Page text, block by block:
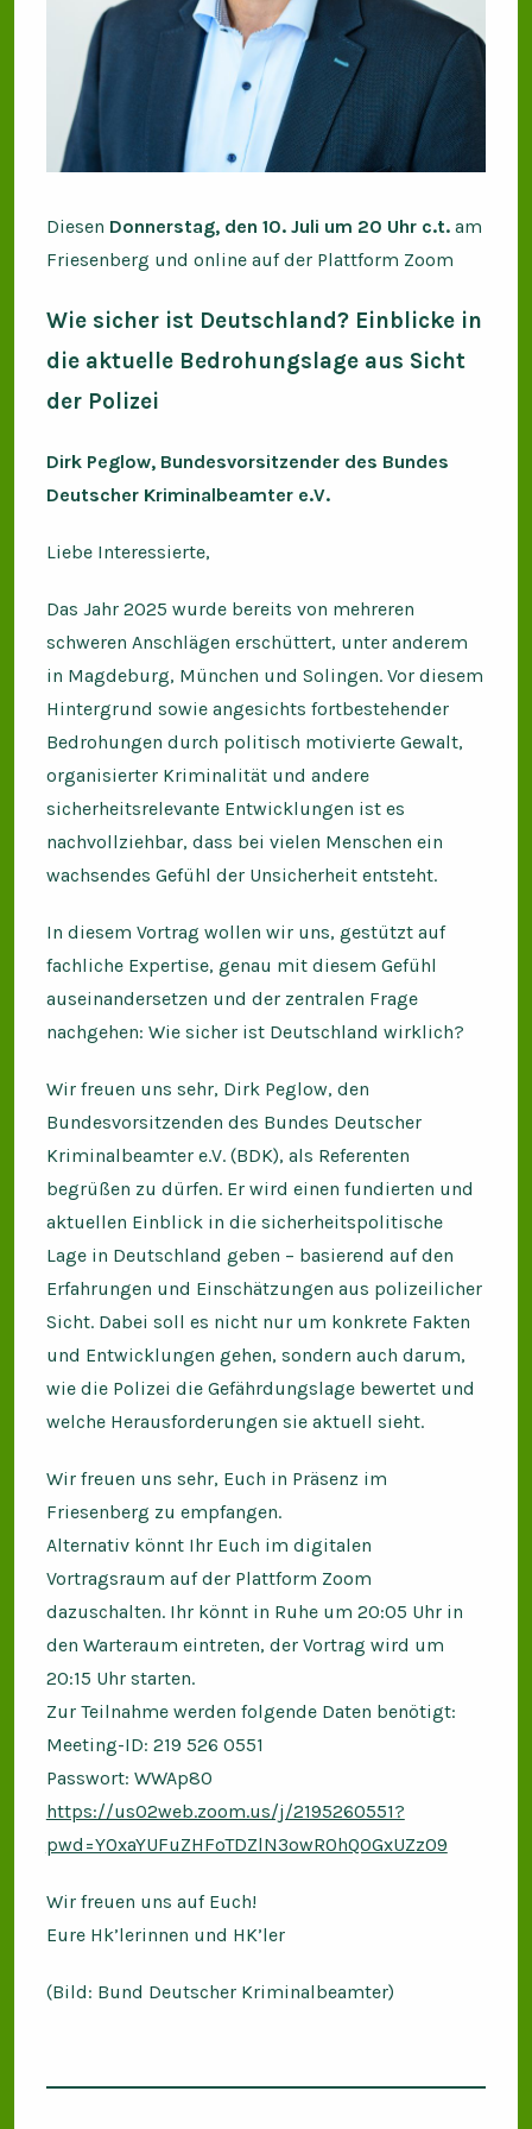
Diesen Donnerstag, den 10. Juli um 20 Uhr c.t.am
Friesenberg und online auf der Plattform Zoom
Wie sicher ist Deutschland? Einblicke in
die aktuelle Bedrohungslage aus Sicht
der Polizei
Dirk Peglow, Bundesvorsitzender des Bundes
Deutscher Kriminalbeamter e.V.
Liebe Interessierte,
Das Jahr 2025 wurde bereits von mehreren
schweren Anschlägen erschüttert, unter anderem
in Magdeburg, München und Solingen. Vor diesem
Hintergrund sowie angesichts fortbestehender
Bedrohungen durch politisch motivierte Gewalt,
organisierter Kriminalität und andere
sicherheitsrelevante Entwicklungen ist es
nachvollziehbar, dass bei vielen Menschen ein
wachsendes Gefühl der Unsicherheit entsteht.
In diesem Vortrag wollen wir uns, gestützt auf
fachliche Expertise, genau mit diesem Gefühl
auseinandersetzen und der zentralen Frage
nachgehen: Wie sicher ist Deutschland wirklich?
Wir freuen uns sehr, Dirk Peglow, den
Bundesvorsitzenden des Bundes Deutscher
Kriminalbeamter e.V. (BDK), als Referenten
begrüßen zu dürfen. Er wird einen fundierten und
aktuellen Einblick in die sicherheitspolitische
Lage in Deutschland geben – basierend auf den
Erfahrungen und Einschätzungen aus polizeilicher
Sicht. Dabei soll es nicht nur um konkrete Fakten
und Entwicklungen gehen, sondern auch darum,
wie die Polizei die Gefährdungslage bewertet und
welche Herausforderungen sie aktuell sieht.
Wir freuen uns sehr, Euch in Präsenz im
Friesenberg zu empfangen.
Alternativ könnt Ihr Euch im digitalen
Vortragsraum auf der Plattform Zoom
dazuschalten. Ihr könnt in Ruhe um 20:05 Uhr in
den Warteraum eintreten, der Vortrag wird um
20:15 Uhr starten.
Zur Teilnahme werden folgende Daten benötigt:
Meeting-ID: 219 526 0551
Passwort: WWAp80
https://us02web.zoom.us/j/2195260551?
pwd=Y0xaYUFuZHFoTDZlN3owR0hQOGxUZz09
Wir freuen uns auf Euch!
Eure Hk’lerinnen und HK’ler
(Bild: Bund Deutscher Kriminalbeamter)